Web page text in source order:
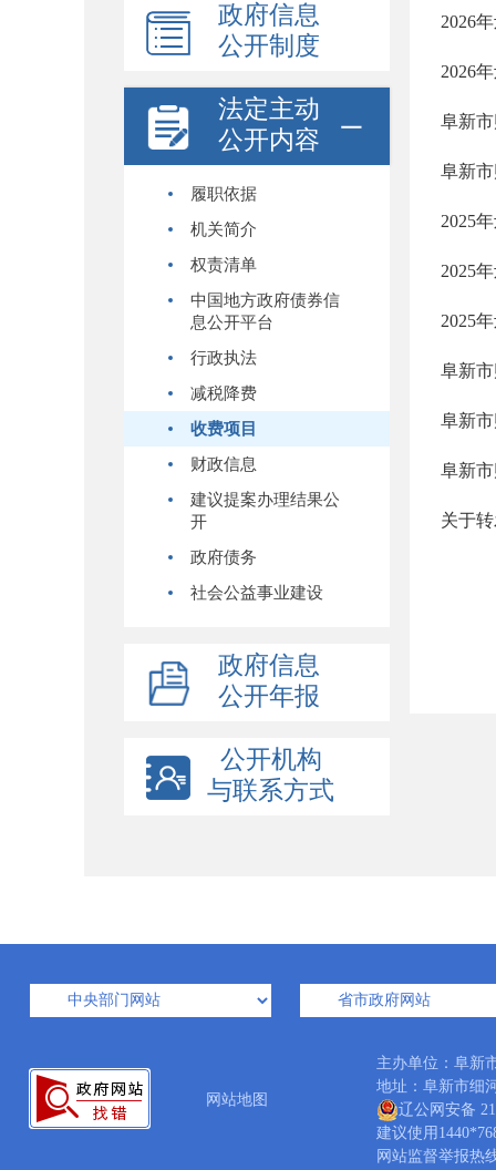
政府信息
公开制度
法定主动
公开内容
履职依据
机关简介
权责清单
中国地方政府债券信
息公开平台
行政执法
减税降费
收费项目
财政信息
建议提案办理结果公
开
政府债务
社会公益事业建设
政府信息
公开年报
公开机构
与联系方式
2026
2026
2025
2025
2025
阜新
阜新
阜新
关于
网站地图
主办单位：阜
地址：阜新市
辽公网安备
建议使用
网站监督举报热